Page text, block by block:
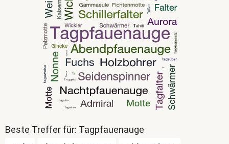
Beste Treffer für: Tagpfauenauge